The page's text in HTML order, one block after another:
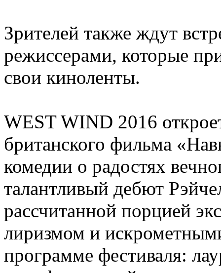
Зрителей также ждут
режиссерами, которые
свои киноленты. ​
WEST WIND 2016
британского фильма
комедии о радостях
талантливый дебют
рассчитанной порцией
лиризмом и
программе фестиваля: